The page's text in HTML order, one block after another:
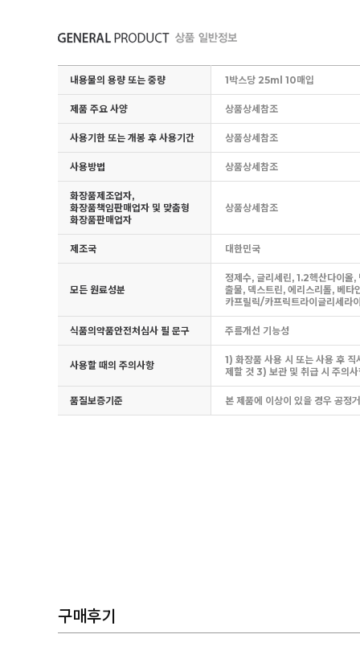
내용물의 용량 또는 중량 1박스당 25ml 10매입
제품 주요 사양 상품상세참조
사용기한 또는 개봉 후 사용기간 상품상세참조
사용방법 상품상세참조
화장품제조업자,
화장품책임판매업자 및 맞춤형
화장품판매업자
상품상세참조
제조국 대한민국
모든 원료성분
정제수, 글리세린, 1.2헥산다이올
출물, 덱스트린, 에리스리톨, 베타
카프릴릭/카프릭트라이글리세라
식품의약품안전처심사 필 문구 주름개선 기능성
사용할 때의 주의사항
1) 화장품 사용 시 또는 사용 후
제할 것 3) 보관 및 취급 시 주의
품질보증기준 본 제품에 이상이 있을 경우 공정
구매후기